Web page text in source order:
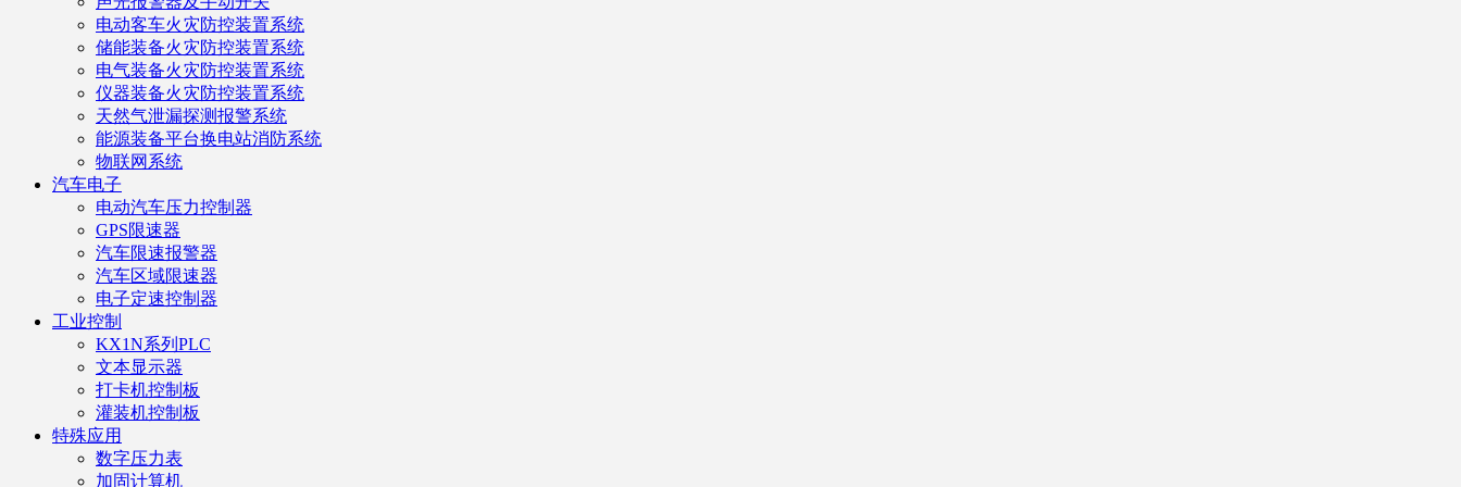
电动客车火灾防控装置系统
储能装备火灾防控装置系统
电气装备火灾防控装置系统
仪器装备火灾防控装置系统
天然气泄漏探测报警系统
能源装备平台换电站消防系统
物联网系统
汽车电子
电动汽车压力控制器
GPS限速器
汽车限速报警器
汽车区域限速器
电子定速控制器
工业控制
KX1N系列PLC
文本显示器
打卡机控制板
灌装机控制板
特殊应用
数字压力表
加固计算机